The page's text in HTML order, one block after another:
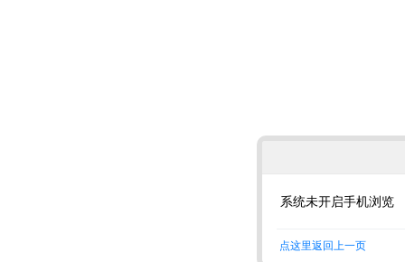
系统未开启手机浏览
点这里返回上一页